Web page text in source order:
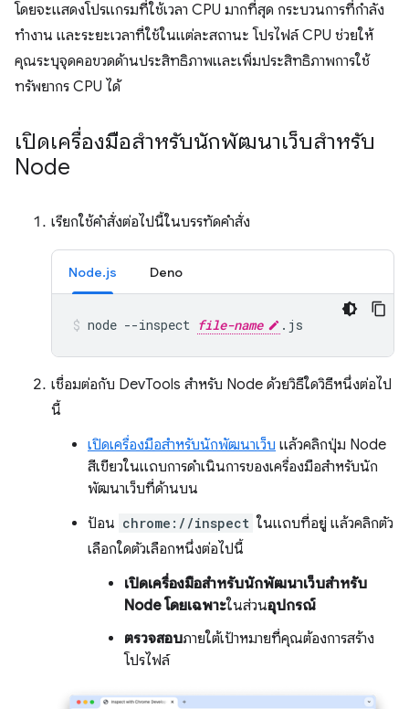
โดยจะแสดงโปรแกรมที่ใช้เวลา CPU มากที่สุด กระบวนการที่กำลัง
ทำงาน และระยะเวลาที่ใช้ในแต่ละสถานะ โปรไฟล์ CPU ช่วยให้
คุณระบุจุดคอขวดด้านประสิทธิภาพและเพิ่มประสิทธิภาพการใช้
ทรัพยากร CPU ได้
เปิดเครื่องมือสำหรับนักพัฒนาเว็บสำหรับ
Node
เรียกใช้คำสั่งต่อไปนี้ในบรรทัดคำสั่ง
Node.js Deno
node --inspect file-name .js
เชื่อมต่อกับ DevTools สำหรับ Node ด้วยวิธีใดวิธีหนึ่งต่อไป
นี้
เปิดเครื่องมือสำหรับนักพัฒนาเว็บ แล้วคลิกปุ่ม Node
สีเขียวในแถบการดำเนินการของเครื่องมือสำหรับนัก
พัฒนาเว็บที่ด้านบน
ป้อน chrome://inspect ในแถบที่อยู่ แล้วคลิกตัว
เลือกใดตัวเลือกหนึ่งต่อไปนี้
เปิดเครื่องมือสำหรับนักพัฒนาเว็บสำหรับ
Node โดยเฉพาะในส่วนอุปกรณ์
ตรวจสอบภายใต้เป้าหมายที่คุณต้องการสร้าง
โปรไฟล์